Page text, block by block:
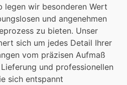
legen wir besonderen Wert
und angenehmen
zu bieten. Unser
sich um jedes Detail Ihrer
vom präzisen Aufmaß
und professionellen
sich entspannt